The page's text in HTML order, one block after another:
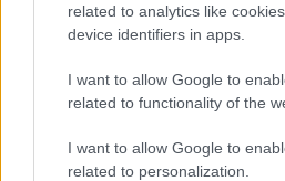
related to analytics like
device identifiers in apps.
I want to allow Google to
related to functionality of the
I want to allow Google to
related to personalization.